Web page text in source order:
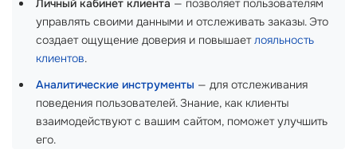
Личный кабинет клиента — позволяет пользователям
управлять своими данными и отслеживать заказы. Это
создает ощущение доверия и повышаетлояльность
клиентов.
Аналитические инструменты — для отслеживания
поведения пользователей. Знание, как клиенты
взаимодействуют с вашим сайтом, поможет улучшить
его.